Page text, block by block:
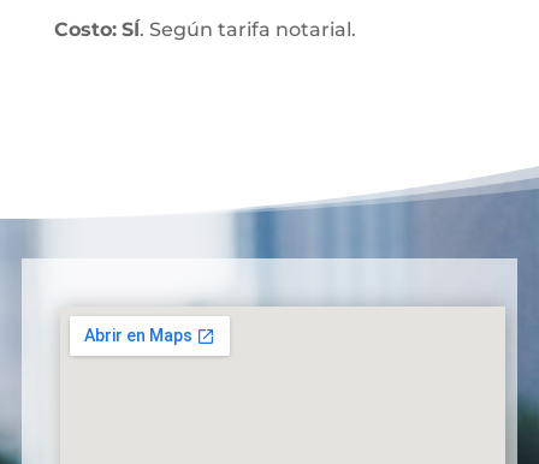
Costo: SÍ. Según tarifa notarial.